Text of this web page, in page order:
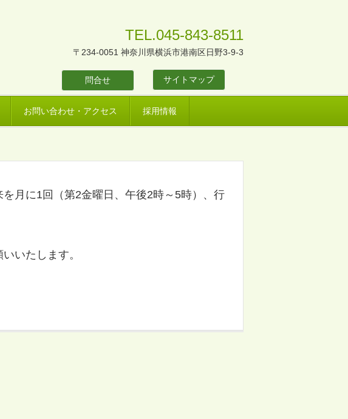
TEL.045-843-8511
〒234-0051 神奈川県横浜市港南区日野3-9-3
問合せ サイトマップ
お問い合わせ・アクセス 採用情報
月に1回（第2金曜日、午後2時～5時）、行
いたします。